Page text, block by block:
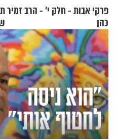
פרקי אבות - חלק י’ - הרב זמיר
כהן